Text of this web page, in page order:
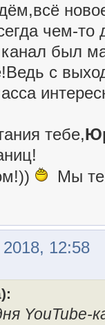
чем-то
был
с
тебе,
Мы
12:58